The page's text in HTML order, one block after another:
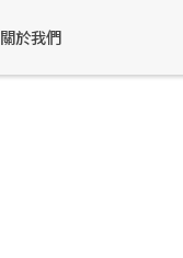
關於我們